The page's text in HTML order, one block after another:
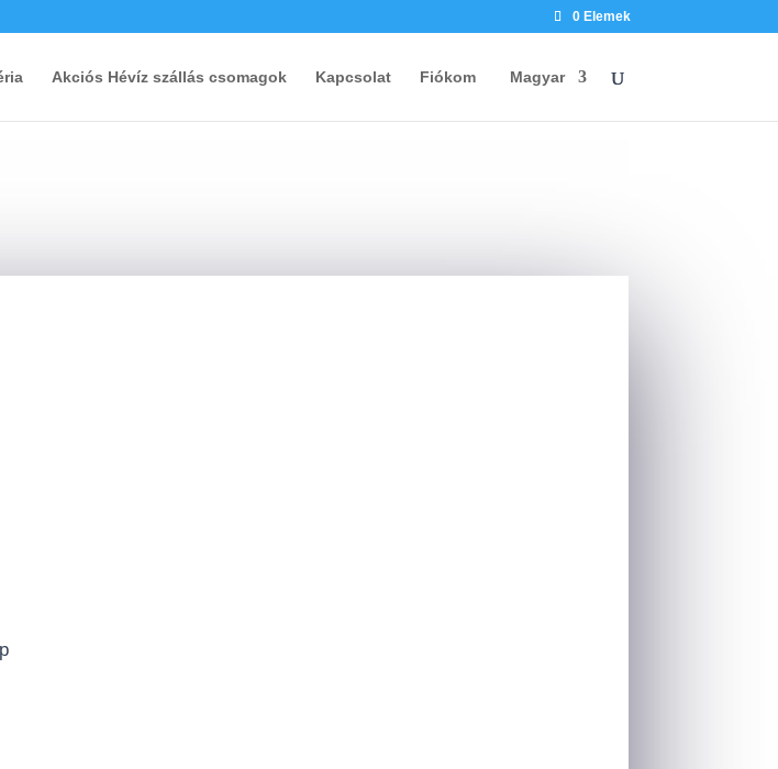
0 Elemek
Akciós Hévíz szállás csomagok Kapcsolat Fiókom Magyar